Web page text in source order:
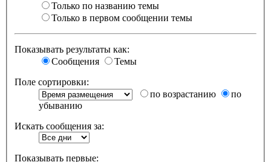
Только по названию темы
Только в первом сообщении темы
Показывать результаты как:
Сообщения
Темы
Поле сортировки:
по возрастанию
по
убыванию
Искать сообщения за:
Показывать первые: